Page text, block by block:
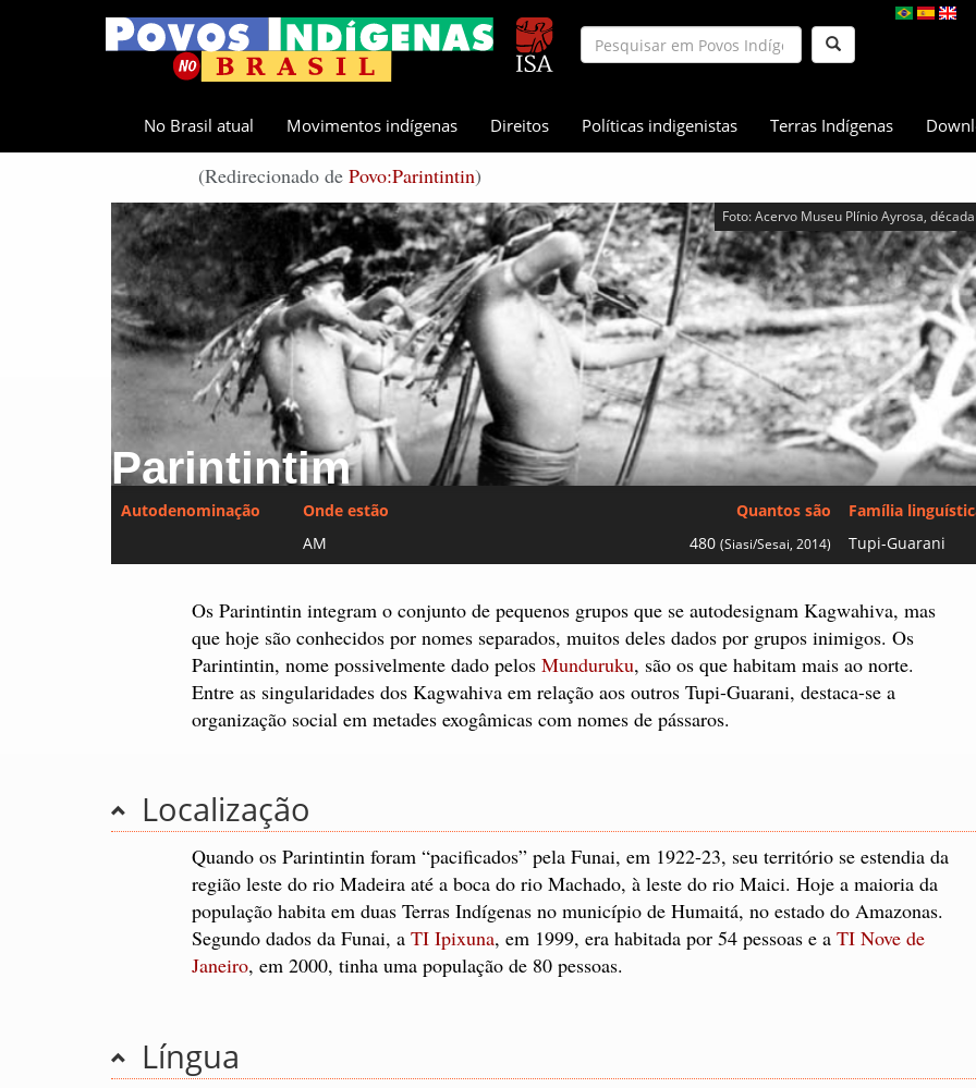
No Brasil atual Movimentos indígenas Direitos Políticas indigenistas Terras Indígenas
(Redirecionado de Povo:Parintintin)
Foto: Acervo Museu Plínio Ayrosa,
Parintintim
Autodenominação Onde estão
Quantos são
AM
480(Siasi/Sesai, 2014)
Família
Tupi-Guarani
Os Parintintin integram o conjunto de pequenos grupos que se autodesignam Kagwahiva, mas
que hoje são conhecidos por nomes separados, muitos deles dados por grupos inimigos. Os
Parintintin, nome possivelmente dado pelos Munduruku, são os que habitam mais ao norte.
Entre as singularidades dos Kagwahiva em relação aos outros Tupi-Guarani, destaca-se a
organização social em metades exogâmicas com nomes de pássaros.
Localização
Quando os Parintintin foram “pacificados” pela Funai, em 1922-23, seu território se estendia da
região leste do rio Madeira até a boca do rio Machado, à leste do rio Maici. Hoje a maioria da
população habita em duas Terras Indígenas no município de Humaitá, no estado do Amazonas.
Segundo dados da Funai, a TI Ipixuna, em 1999, era habitada por 54 pessoas e a TI Nove de
Janeiro, em 2000, tinha uma população de 80 pessoas.
Língua